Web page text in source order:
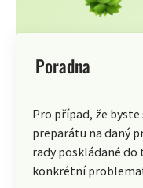
Poradna
Pro případ, že byste
preparátu na daný
rady poskládané
konkrétní